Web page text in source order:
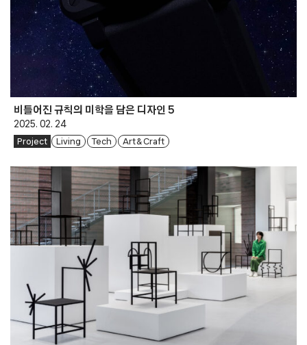
비틀어진 규칙의 미학을 담은 디자인 5
2025. 02. 24
Project Living Tech Art & Craft